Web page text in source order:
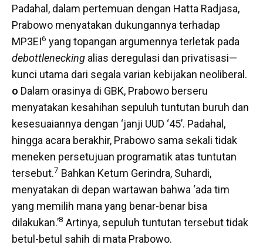
Padahal, dalam pertemuan dengan Hatta Radjasa,
Prabowo menyatakan dukungannya terhadap
MP3EI6 yang topangan argumennya terletak pada
debottlenecking alias deregulasi dan privatisasi—
kunci utama dari segala varian kebijakan neoliberal.
o Dalam orasinya di GBK, Prabowo berseru
menyatakan kesahihan sepuluh tuntutan buruh dan
kesesuaiannya dengan ‘janji UUD ‘45’. Padahal,
hingga acara berakhir, Prabowo sama sekali tidak
meneken persetujuan programatik atas tuntutan
tersebut.7 Bahkan Ketum Gerindra, Suhardi,
menyatakan di depan wartawan bahwa ‘ada tim
yang memilih mana yang benar-benar bisa
dilakukan.’8 Artinya, sepuluh tuntutan tersebut tidak
betul-betul sahih di mata Prabowo.